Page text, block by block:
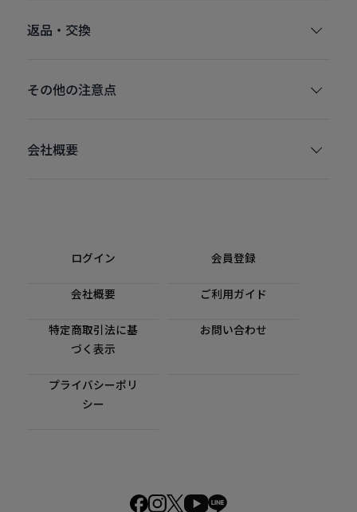
返品・交換
その他の注意点
会社概要
ログイン 会員登録
会社概要 ご利用ガイド
特定商取引法に基
づく表示
お問い合わせ
プライバシーポリ
シー